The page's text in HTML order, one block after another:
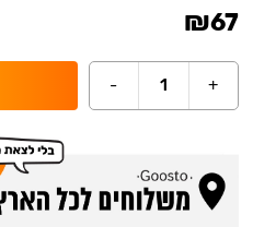
₪67
+
1
-